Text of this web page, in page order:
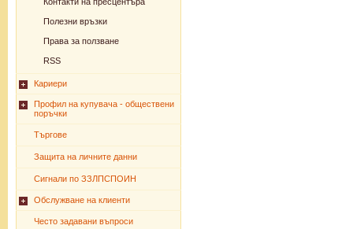
Полезни връзки
Права за ползване
RSS
Кариери
Профил на купувача - обществени
поръчки
Търгове
Защита на личните данни
Сигнали по ЗЗЛПСПОИН
Обслужване на клиенти
Често задавани въпроси